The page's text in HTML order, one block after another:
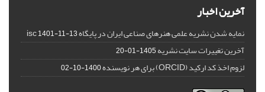
آخرین اخبار
نمایه شدن نشریه علمی هنرهای صناعی ایران در پایگاه isc1401-11-13
آخرین تغییرات سایت نشریه1405-01-20
لزوم اخذ کد ارکید (ORCID) برای هر نویسنده 1400-10-02